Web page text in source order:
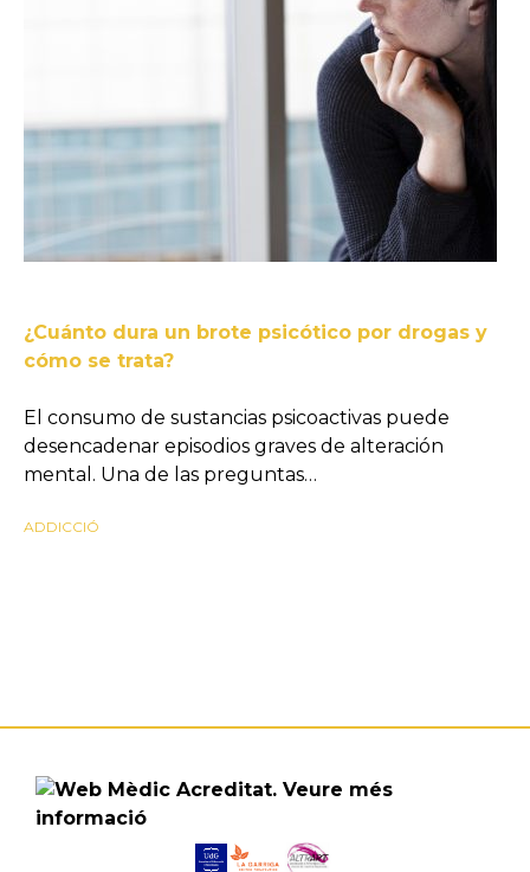
¿Cuánto dura un brote psicótico por drogas y
cómo se trata?
El consumo de sustancias psicoactivas puede
desencadenar episodios graves de alteración
mental. Una de las preguntas…
ADDICCIÓ